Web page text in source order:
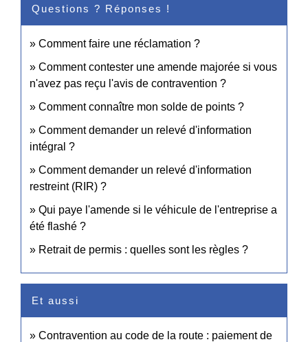
Questions ? Réponses !
Comment faire une réclamation ?
Comment contester une amende majorée si vous
n'avez pas reçu l'avis de contravention ?
Comment connaître mon solde de points ?
Comment demander un relevé d'information
intégral ?
Comment demander un relevé d'information
restreint (RIR) ?
Qui paye l'amende si le véhicule de l'entreprise a
été flashé ?
Retrait de permis : quelles sont les règles ?
Et aussi
Contravention au code de la route : paiement de